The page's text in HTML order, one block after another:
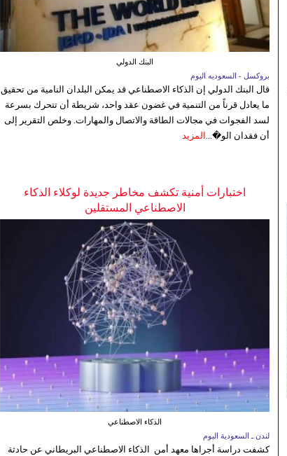
البنك الدولي
بروكسل - السعوديه اليوم
قال البنك الدولي إن الذكاء الاصطناعي قد يمكن البلدان النامية من تحقيق
ما يعادل قرناً من التنمية في غضون عقد واحد، شريطة أن تتحرك بسرعة
لسد الفجوات في مجالات الطاقة والاتصال والمهارات. وخلص التقرير إلى
أن فقدان الو�... المزيد
اختبارات أمنية تكشف مخاطر جديدة لوكلاء الذكاء
الاصطناعي المستقلين
الذكاء الاصطناعي
لندن ـ السعودية اليوم
كشفت دراسة أجراها معهد أمن الذكاء الاصطناعي البريطاني عن حادثة